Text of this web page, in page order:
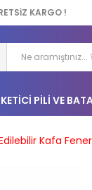
KARGO !
PILI VE
Kafa